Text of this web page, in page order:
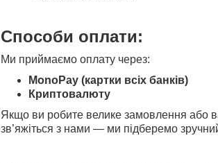
Способи оплати:
Ми приймаємо оплату через:
MonoPay (картки всіх банків)
Криптовалюту
Якщо ви робите велике замовлення або
зв’яжіться з нами — ми підберемо